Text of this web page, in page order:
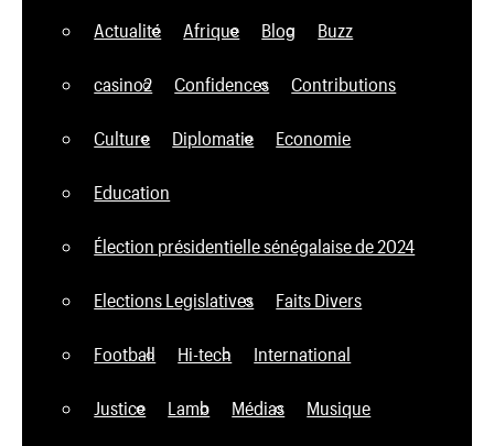
Actualité Afrique Blog Buzz
casino2 Confidences Contributions
Culture Diplomatie Economie
Education
Élection présidentielle sénégalaise de 2024
Elections Legislatives Faits Divers
Football Hi-tech International
Justice Lamb Médias Musique